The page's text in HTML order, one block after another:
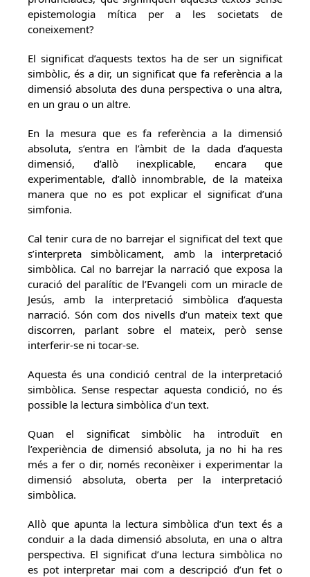
epistemologia mítica per a les societats de
coneixement?
El significat d’aquests textos ha de ser un significat
simbòlic, és a dir, un significat que fa referència a la
dimensió absoluta des duna perspectiva o una altra,
en un grau o un altre.
En la mesura que es fa referència a la dimensió
absoluta, s’entra en l’àmbit de la dada d’aquesta
dimensió, d’allò inexplicable, encara que
experimentable, d’allò innombrable, de la mateixa
manera que no es pot explicar el significat d’una
simfonia.
Cal tenir cura de no barrejar el significat del text que
s’interpreta simbòlicament, amb la interpretació
simbòlica. Cal no barrejar la narració que exposa la
curació del paralític de l’Evangeli com un miracle de
Jesús, amb la interpretació simbòlica d’aquesta
narració. Són com dos nivells d’un mateix text que
discorren, parlant sobre el mateix, però sense
interferir-se ni tocar-se.
Aquesta és una condició central de la interpretació
simbòlica. Sense respectar aquesta condició, no és
possible la lectura simbòlica d’un text.
Quan el significat simbòlic ha introduït en
l’experiència de dimensió absoluta, ja no hi ha res
més a fer o dir, només reconèixer i experimentar la
dimensió absoluta, oberta per la interpretació
simbòlica.
Allò que apunta la lectura simbòlica d’un text és a
conduir a la dada dimensió absoluta, en una o altra
perspectiva. El significat d’una lectura simbòlica no
es pot interpretar mai com a descripció d’un fet o